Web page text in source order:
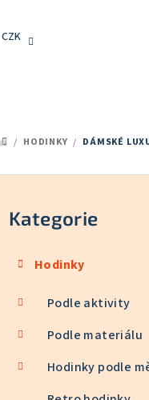
CZK
DOMŮ
/ HODINKY / DÁMSKÉ
Přeskočit
kategorie
Kategorie
Hodinky
Podle aktivity
Podle materiálu
Hodinky podle